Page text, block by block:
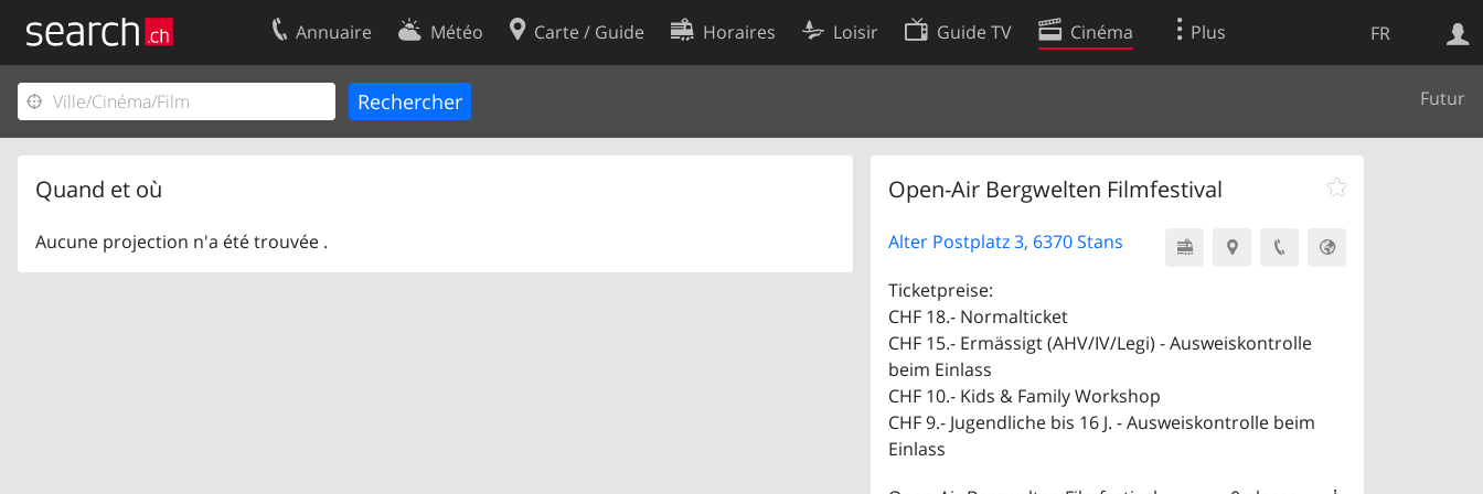
FR
Annuaire Météo Carte / Guide Horaires Loisir Guide TV Cinéma Plus
Futur
Quand et où
Aucune projection n'a été trouvée .
Open-Air Bergwelten Filmfestival
Alter Postplatz 3, 6370 Stans
Ticketpreise:
CHF 18.- Normalticket
CHF 15.- Ermässigt (AHV/IV/Legi) - Ausweiskontrolle
beim Einlass
CHF 10.- Kids & Family Workshop
CHF 9.- Jugendliche bis 16 J. - Ausweiskontrolle beim
Einlass
Votre inscription
Centre clients
Contact
Conditions d’utilisation
Préférences de cookies